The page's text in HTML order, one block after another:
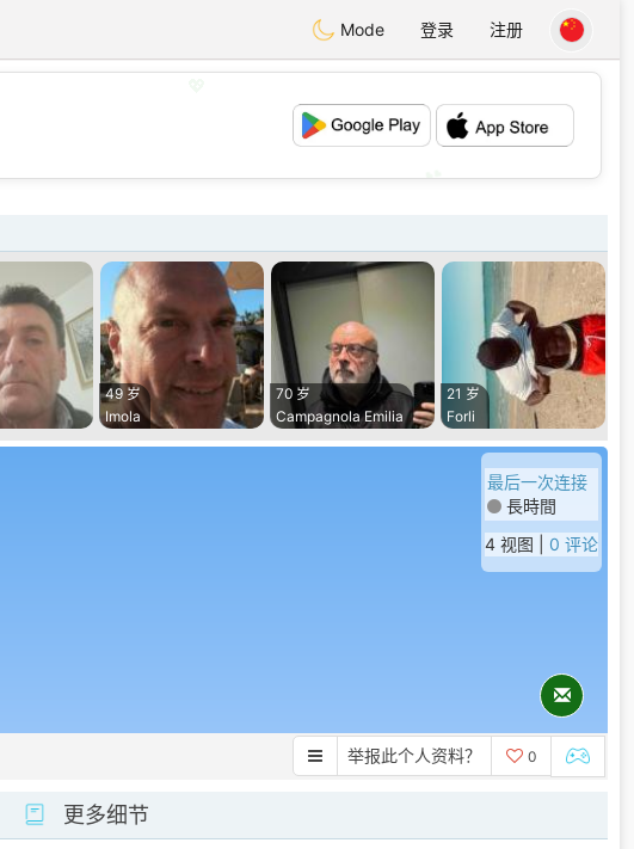
Mode 登录 注册
49 岁
Imola
70 岁
Campagnola Emilia
21 岁
Forli
最后一次连接
長時間
4 视图 | 0 评论
举报此个人资料？ 0
更多细节